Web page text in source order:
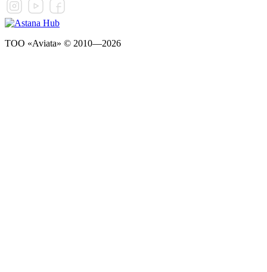
ТОО «Aviata» © 2010—2026